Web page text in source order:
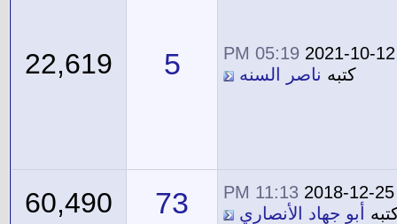
2021-10-12
05:19 PM
كتبه ناصر السنه 5
22,619
2018-12-25
11:13 PM
أبو جهاد الأنصاري 73
60,490